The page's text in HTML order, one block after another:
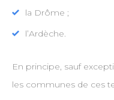
la Drôme ;
l’Ardèche.
En principe, sauf
les communes de ces